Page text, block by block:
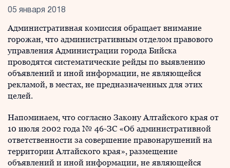
05 января 2018
Административная комиссия обращает внимание
горожан, что административным отделом правового
управления Администрации города Бийска
проводятся систематические рейды по выявлению
объявлений и иной информации, не являющейся
рекламой, в местах, не предназначенных для этих
целей.
Напоминаем, что согласно Закону Алтайского края от
10 июля 2002 года № 46-ЗС «Об административной
ответственности за совершение правонарушений на
территории Алтайского края», размещение
объявлений и иной информации, не являющейся